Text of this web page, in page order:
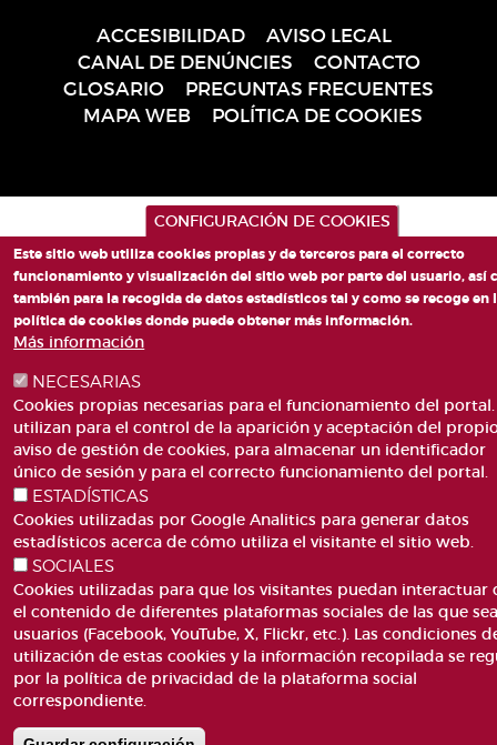
página
ACCESIBILIDAD
AVISO LEGAL
CANAL DE DENÚNCIES
CONTACTO
GLOSARIO
PREGUNTAS FRECUENTES
MAPA WEB
POLÍTICA DE COOKIES
CONFIGURACIÓN DE COOKIES
Este sitio web utiliza cookies propias y de terceros para el correcto
funcionamiento y visualización del sitio web por parte del usuario, así
también para la recogida de datos estadísticos tal y como se recoge en
política de cookies donde puede obtener más información.
Más información
NECESARIAS
Cookies propias necesarias para el funcionamiento del portal.
utilizan para el control de la aparición y aceptación del
aviso de gestión de cookies, para almacenar un identificador
único de sesión y para el correcto funcionamiento del portal.
ESTADÍSTICAS
Cookies utilizadas por Google Analitics para generar datos
estadísticos acerca de cómo utiliza el visitante el sitio web.
SOCIALES
Cookies utilizadas para que los visitantes puedan interactuar
el contenido de diferentes plataformas sociales de las que
usuarios (Facebook, YouTube, X, Flickr, etc.). Las condiciones
utilización de estas cookies y la información recopilada se
por la política de privacidad de la plataforma social
correspondiente.